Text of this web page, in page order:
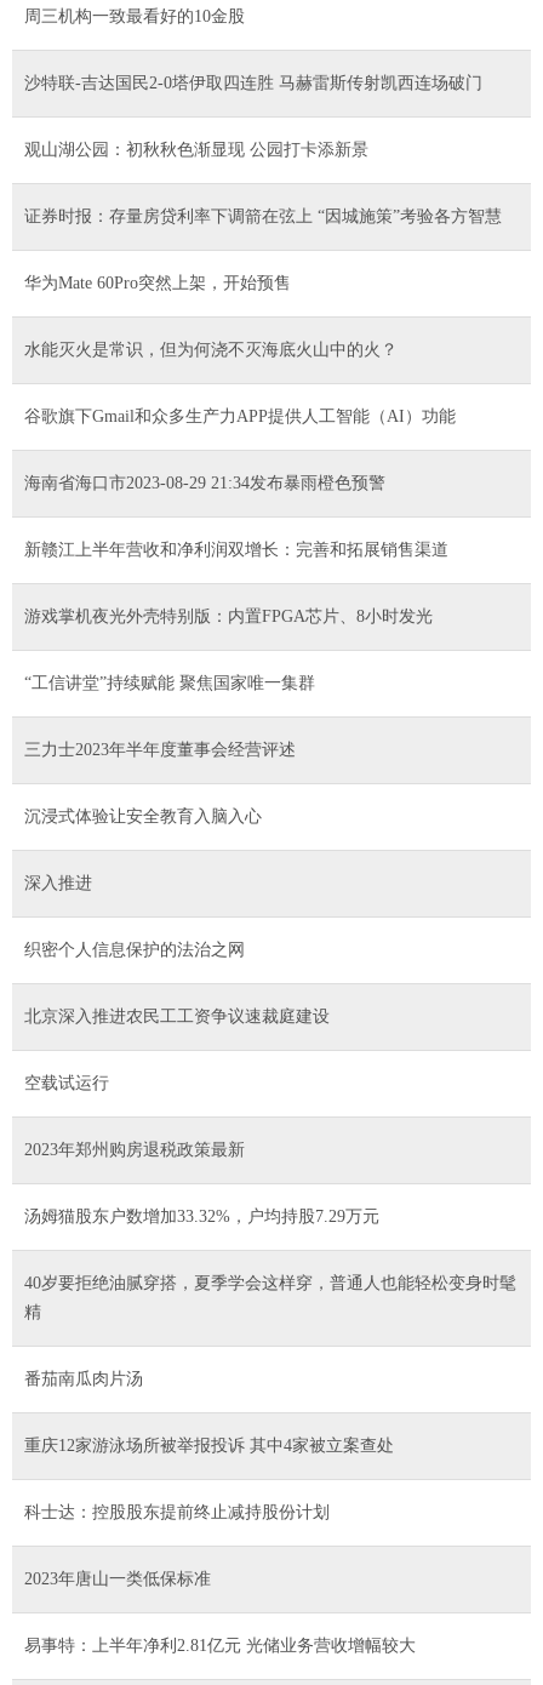
周三机构一致最看好的10金股
沙特联-吉达国民2-0塔伊取四连胜 马赫雷斯传射凯西连场破门
观山湖公园：初秋秋色渐显现 公园打卡添新景
证券时报：存量房贷利率下调箭在弦上 “因城施策”考验各方智慧
华为Mate 60Pro突然上架，开始预售
水能灭火是常识，但为何浇不灭海底火山中的火？
谷歌旗下Gmail和众多生产力APP提供人工智能（AI）功能
海南省海口市2023-08-29 21:34发布暴雨橙色预警
新赣江上半年营收和净利润双增长：完善和拓展销售渠道
游戏掌机夜光外壳特别版：内置FPGA芯片、8小时发光
“工信讲堂”持续赋能 聚焦国家唯一集群
三力士2023年半年度董事会经营评述
沉浸式体验让安全教育入脑入心
深入推进
织密个人信息保护的法治之网
北京深入推进农民工工资争议速裁庭建设
空载试运行
2023年郑州购房退税政策最新
汤姆猫股东户数增加33.32%，户均持股7.29万元
40岁要拒绝油腻穿搭，夏季学会这样穿，普通人也能轻松变身时髦
精
番茄南瓜肉片汤
重庆12家游泳场所被举报投诉 其中4家被立案查处
科士达：控股股东提前终止减持股份计划
2023年唐山一类低保标准
易事特：上半年净利2.81亿元 光储业务营收增幅较大